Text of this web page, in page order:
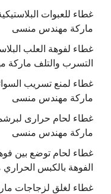
غطاء للعبوات
ماركة مهندس منسى
غطاء لفوهة العلب
التسرب والتلف ماركة
غطاء لمنع تسريب
ماركة مهندس منسى
غطاء لحام حرارى
ماركة مهندس منسى
غطاء لحام توضع بين
الفوهة بالكبس
غطاء لغلق لزجاجات